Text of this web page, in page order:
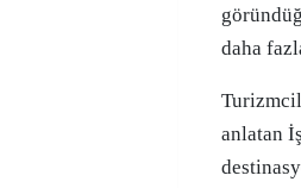
daha
anlatan